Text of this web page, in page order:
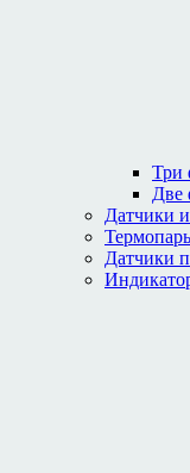
Три
Две
Датчики
Датчики